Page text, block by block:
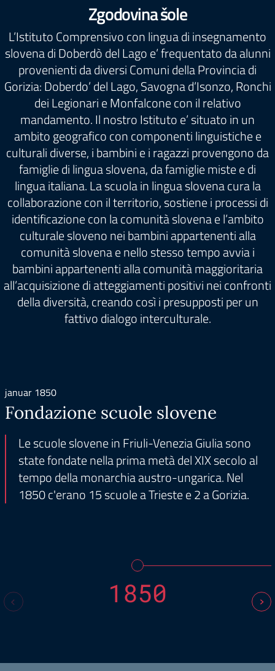
Zgodovina šole
L’Istituto Comprensivo con lingua di insegnamento
slovena di Doberdò del Lago e’ frequentato da alunni
provenienti da diversi Comuni della Provincia di
Gorizia: Doberdo’ del Lago, Savogna d’Isonzo, Ronchi
dei Legionari e Monfalcone con il relativo
mandamento. Il nostro Istituto e’ situato in un
ambito geografico con componenti linguistiche e
culturali diverse, i bambini e i ragazzi provengono da
famiglie di lingua slovena, da famiglie miste e di
lingua italiana. La scuola in lingua slovena cura la
collaborazione con il territorio, sostiene i processi di
identificazione con la comunità slovena e l’ambito
culturale sloveno nei bambini appartenenti alla
comunità slovena e nello stesso tempo avvia i
bambini appartenenti alla comunità maggioritaria
all’acquisizione di atteggiamenti positivi nei confronti
della diversità, creando così i presupposti per un
fattivo dialogo interculturale.
januar 1850
Fondazione scuole slovene
Le scuole slovene in Friuli-Venezia Giulia sono
state fondate nella prima metà del XIX secolo al
tempo della monarchia austro-ungarica. Nel
1850 c'erano 15 scuole a Trieste e 2 a Gorizia.
1850